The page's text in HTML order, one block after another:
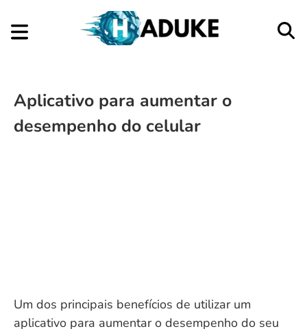
Aplicativo para aumentar o
desempenho do celular
Um dos principais benefícios de utilizar um
aplicativo para aumentar o desempenho do seu